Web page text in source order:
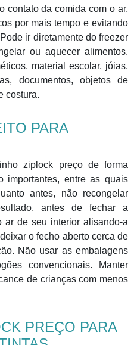
contato da comida com o ar,
por mais tempo e evitando
ir diretamente do freezer
ou aquecer alimentos.
material escolar, jóias,
documentos, objetos de
costura.
PARA
ziplock preço de forma
importantes, entre as quais
antes, não recongelar
antes de fechar a
ar de seu interior alisando-a
o fecho aberto cerca de
Não usar as embalagens
convencionais. Manter
de crianças com menos
PREÇO PARA